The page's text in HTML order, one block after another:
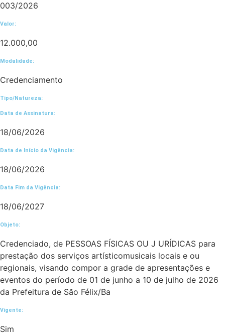
003/2026
Valor:
12.000,00
Modalidade:
Credenciamento
Tipo/Natureza:
Data de Assinatura:
18/06/2026
Data de Início da Vigência:
18/06/2026
Data Fim da Vigência:
18/06/2027
Objeto:
Credenciado, de PESSOAS FÍSICAS OU J URÍDICAS para
prestação dos serviços artísticomusicais locais e ou
regionais, visando compor a grade de apresentações e
eventos do período de 01 de junho a 10 de julho de 2026
da Prefeitura de São Félix/Ba
Vigente:
Sim